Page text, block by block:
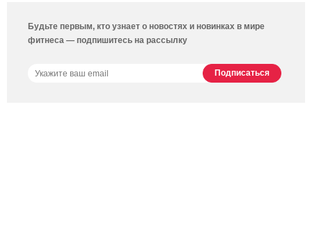
Будьте первым, кто узнает о новостях и новинках в мире
фитнеса — подпишитесь на рассылку